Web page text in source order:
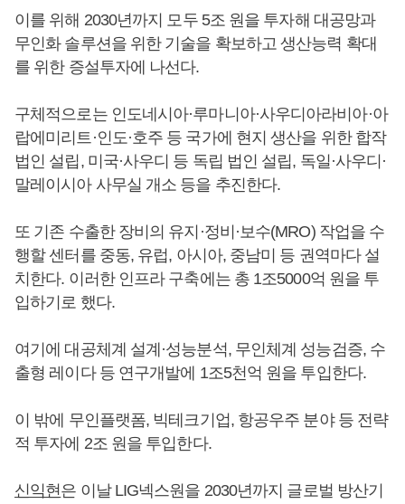
이를 위해 2030년까지 모두 5조 원을 투자해 대공망과
무인화 솔루션을 위한 기술을 확보하고 생산능력 확대
를 위한 증설투자에 나선다.
구체적으로는 인도네시아·루마니아·사우디아라비아·아
랍에미리트·인도·호주 등 국가에 현지 생산을 위한 합작
법인 설립, 미국·사우디 등 독립 법인 설립, 독일·사우디·
말레이시아 사무실 개소 등을 추진한다.
또 기존 수출한 장비의 유지·정비·보수(MRO) 작업을 수
행할 센터를 중동, 유럽, 아시아, 중남미 등 권역마다 설
치한다. 이러한 인프라 구축에는 총 1조5000억 원을 투
입하기로 했다.
여기에 대공체계 설계·성능분석, 무인체계 성능검증, 수
출형 레이다 등 연구개발에 1조5천억 원을 투입한다.
이 밖에 무인플랫폼, 빅테크기업, 항공우주 분야 등 전략
적 투자에 2조 원을 투입한다.
신익현은 이날 LIG넥스원을 2030년까지 글로벌 방산기